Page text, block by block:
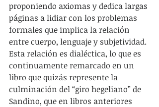
proponiendo axiomas y dedica largas
páginas a lidiar con los problemas
formales que implica la relación
entre cuerpo, lenguaje y subjetividad.
Esta relación es dialéctica, lo que es
continuamente remarcado en un
libro que quizás represente la
culminación del “giro hegeliano” de
Sandino, que en libros anteriores